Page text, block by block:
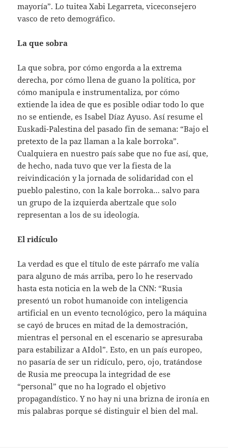
mayoría”. Lo tuitea Xabi Legarreta, viceconsejero
vasco de reto demográfico.
La que sobra
La que sobra, por cómo engorda a la extrema
derecha, por cómo llena de guano la política, por
cómo manipula e instrumentaliza, por cómo
extiende la idea de que es posible odiar todo lo que
no se entiende, es Isabel Díaz Ayuso. Así resume el
Euskadi-Palestina del pasado fin de semana: “Bajo el
pretexto de la paz llaman a la kale borroka”.
Cualquiera en nuestro país sabe que no fue así, que,
de hecho, nada tuvo que ver la fiesta de la
reivindicación y la jornada de solidaridad con el
pueblo palestino, con la kale borroka… salvo para
un grupo de la izquierda abertzale que solo
representan a los de su ideología.
El ridículo
La verdad es que el título de este párrafo me valía
para alguno de más arriba, pero lo he reservado
hasta esta noticia en la web de la CNN: “Rusia
presentó un robot humanoide con inteligencia
artificial en un evento tecnológico, pero la máquina
se cayó de bruces en mitad de la demostración,
mientras el personal en el escenario se apresuraba
para estabilizar a AIdol”. Esto, en un país europeo,
no pasaría de ser un ridículo, pero, ojo, tratándose
de Rusia me preocupa la integridad de ese
“personal” que no ha logrado el objetivo
propagandístico. Y no hay ni una brizna de ironía en
mis palabras porque sé distinguir el bien del mal.